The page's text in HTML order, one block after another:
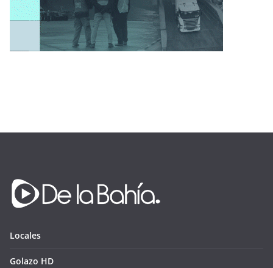
Locales
Golazo HD